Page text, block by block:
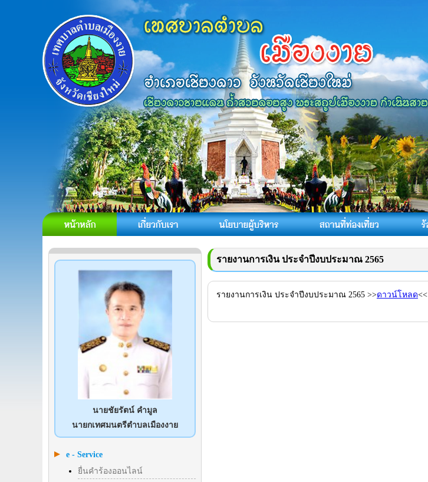
นายชัยรัตน์ คำมูล
นายกเทศมนตรีตำบลเมืองงาย
e - Service
ยื่นคำร้องออนไลน์
รายงานการเงิน ประจำปีงบประมาณ 2565
รายงานการเงิน ประจำปีงบประมาณ 2565 >>ดาวน์โหลด<<